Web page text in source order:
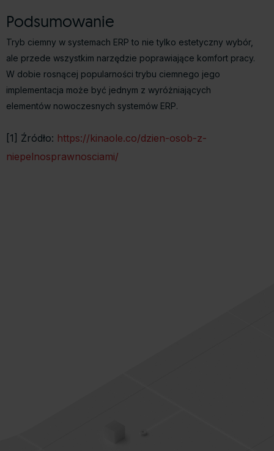
Podsumowanie
Tryb ciemny w systemach ERP to nie tylko estetyczny wybór,
ale przede wszystkim narzędzie poprawiające komfort pracy.
W dobie rosnącej popularności trybu ciemnego jego
implementacja może być jednym z wyróżniających
elementów nowoczesnych systemów ERP.
[1] Źródło: https://kinaole.co/dzien-osob-z-
niepelnosprawnosciami/